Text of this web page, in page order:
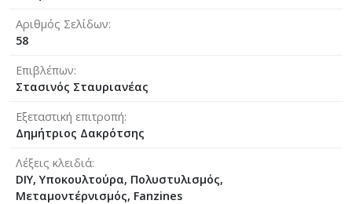
Αριθμός Σελίδων
58
Επιβλέπων
Στασινός Σταυριανέας
Εξεταστική επιτροπή
Δημήτριος Δακρότσης
Λέξεις κλειδιά
DIY, Yποκουλτούρα, Πολυστυλισμός,
Μεταμοντέρνισμός, Fanzines